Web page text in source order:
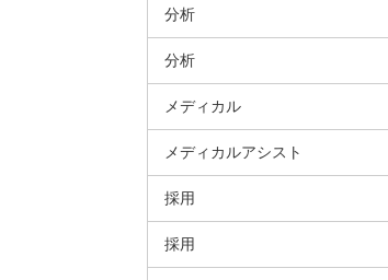
分析
分析
メディカル
メディカルアシスト
採用
採用